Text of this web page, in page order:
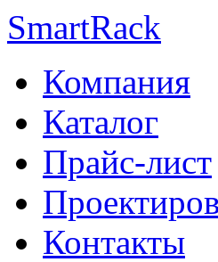
SmartRack
Компания
Каталог
Прайс-лист
Контакты